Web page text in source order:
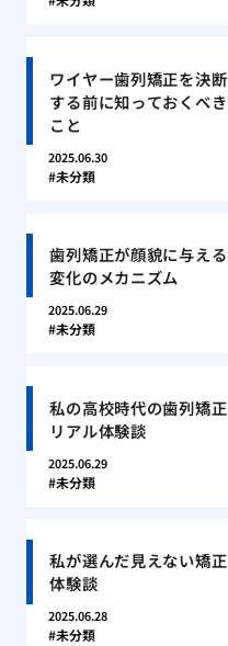
ワイヤー歯列矯正を決断
する前に知っておくべき
こと
2025.06.30
未分類
歯列矯正が顔貌に与える
変化のメカニズム
2025.06.29
未分類
私の高校時代の歯列矯正
リアル体験談
2025.06.29
未分類
私が選んだ見えない矯正
体験談
2025.06.28
未分類